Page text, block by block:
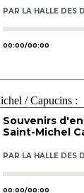
/ Capucins :